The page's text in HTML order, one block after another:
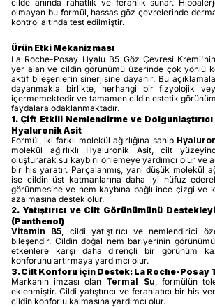
cilde anında rahatlık ve ferahlık sunar.
olmayan bu formül, hassas göz çevrelerinde
kontrol altında test edilmiştir.
Ürün Etki Mekanizması
La Roche-Posay Hyalu B5 Göz Çevresi
yer alan ve cildin görünümü üzerinde çok yönlü
aktif bileşenlerin sinerjisine dayanır. Bu
dayanmakla birlikte, herhangi bir fizyolojik
içermemektedir ve tamamen cildin estetik
faydalara odaklanmaktadır.
1. Çift Etkili Nemlendirme ve
Hyaluronik Asit
Formül, iki farklı molekül ağırlığına sahip
molekül ağırlıklı Hyaluronik Asit, cilt
oluşturarak su kaybını önlemeye yardımcı olur ve
bir his yaratır. Parçalanmış, yani düşük molekül
ise cildin üst katmanlarına daha iyi nüfuz
görünmesine ve nem kaybına bağlı ince çizgi ve
azalmasına destek olur.
2. Yatıştırıcı ve Cilt Görünümünü
(Panthenol)
Vitamin B5 , cildi yatıştırıcı ve nemlendirici
bileşendir. Cildin doğal nem bariyerinin
etkenlere karşı daha dirençli bir görünüm
konforunu artırmaya yardımcı olur.
3. Cilt Konforu için Destek: La Roche-Posay
Markanın imzası olan Termal Su , formülün
eklenmiştir. Cildi yatıştırıcı ve ferahlatıcı bir his
cildin konforlu kalmasına yardımcı olur.